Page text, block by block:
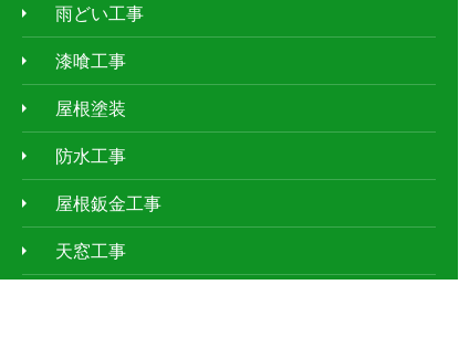
雨どい工事
漆喰工事
屋根塗装
防水工事
屋根鈑金工事
天窓工事